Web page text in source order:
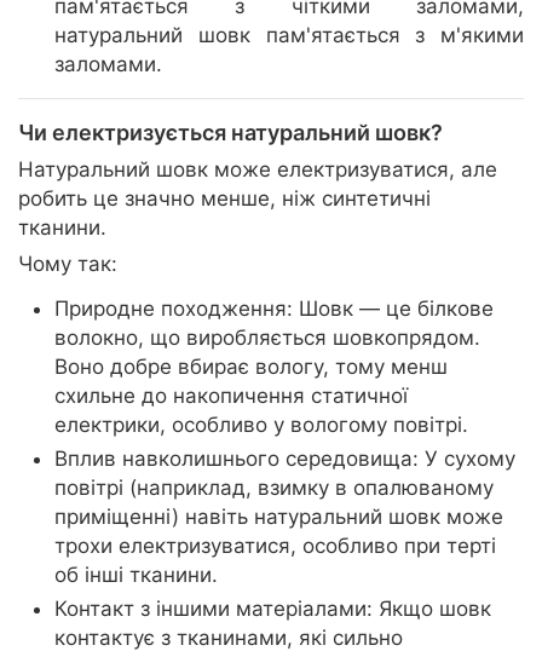
пам'ятається з чіткими заломами,
натуральний шовк пам'ятається з м'якими
заломами.
Чи електризується натуральний шовк?
Натуральний шовк може електризуватися, але
робить це значно менше, ніж синтетичні
тканини.
Чому так:
Природне походження: Шовк — це білкове
волокно, що виробляється шовкопрядом.
Воно добре вбирає вологу, тому менш
схильне до накопичення статичної
електрики, особливо у вологому повітрі.
Вплив навколишнього середовища: У сухому
повітрі (наприклад, взимку в опалюваному
приміщенні) навіть натуральний шовк може
трохи електризуватися, особливо при терті
об інші тканини.
Контакт з іншими матеріалами: Якщо шовк
контактує з тканинами, які сильно